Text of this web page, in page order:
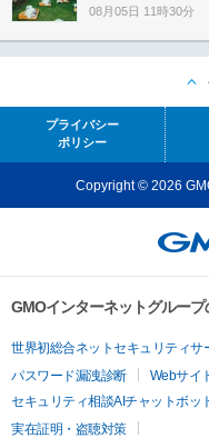
08月05日 11時30分
プライバシー
ポリシー
Copyright © 2026
GMOインターネットグルー
世界初総合ネットセキュリティサ
パスワード漏洩診断
Webサイ
セキュリティ相談AIチャットボッ
実在証明・盗聴対策